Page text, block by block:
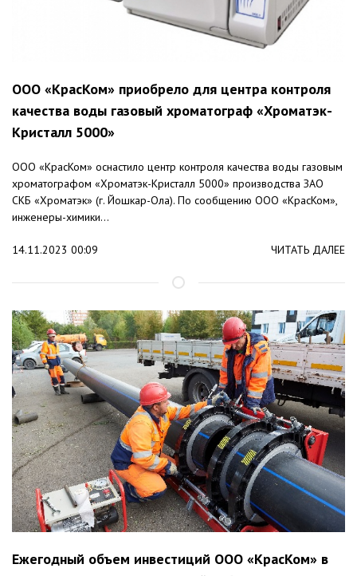
ООО «КрасКом» приобрело для центра контроля
качества воды газовый хроматограф «Хроматэк-
Кристалл 5000»
ООО «КрасКом» оснастило центр контроля качества воды газовым
хроматографом «Хроматэк-Кристалл 5000» производства ЗАО
СКБ «Хроматэк» (г. Йошкар-Ола). По сообщению ООО «КрасКом»,
инженеры-химики...
14.11.2023 00:09 ЧИТАТЬ ДАЛЕЕ
Ежегодный объем инвестиций ООО «КрасКом» в